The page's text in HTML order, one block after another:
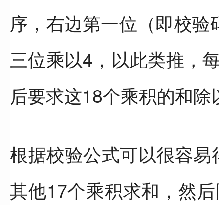
序，右边第一位（即校
三位乘以4，以此类推，
后要求这18个乘积的和除
根据校验公式可以很容
其他17个乘积求和，然